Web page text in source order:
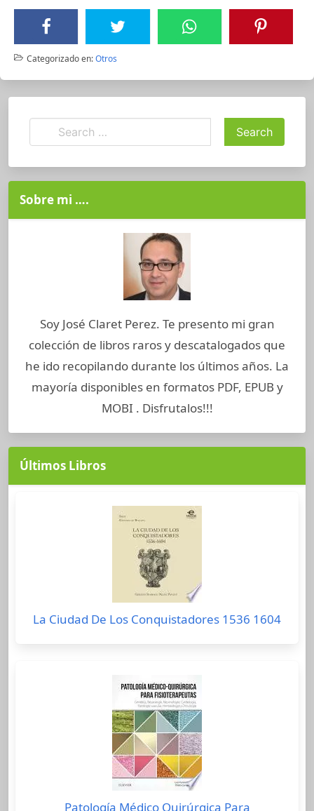
Categorizado en:Otros
Sobre mi ….
Soy José Claret Perez. Te presento mi gran
colección de libros raros y descatalogados que
he ido recopilando durante los últimos años. La
mayoría disponibles en formatos PDF, EPUB y
MOBI . Disfrutalos!!!
Últimos Libros
La Ciudad De Los Conquistadores 1536 1604
Patología Médico Quirúrgica Para